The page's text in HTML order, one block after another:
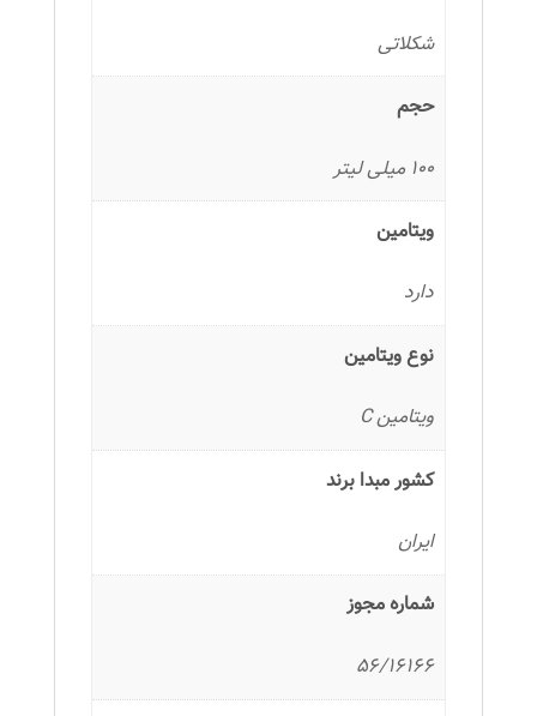
شکلاتی
حجم
100 میلی لیتر
ویتامین
دارد
نوع ویتامین
ویتامین C
کشور مبدا برند
ایران
شماره مجوز
56/16166